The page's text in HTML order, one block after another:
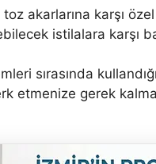
akarlarına karşı
istilalara karşı
sırasında
etmenize gerek